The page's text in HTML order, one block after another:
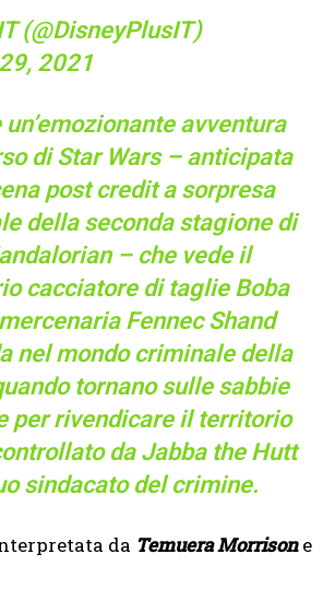
(@DisneyPlusIT)
2021
un’emozionante avventura
di Star Wars – anticipata
post credit a sorpresa
della seconda stagione di
– che vede il
cacciatore di taglie Boba
Fennec Shand
nel mondo criminale della
tornano sulle sabbie
per rivendicare il territorio
da Jabba the Hutt
sindacato del crimine.
da Temuera Morrisone